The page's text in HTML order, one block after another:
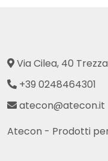
Via Cilea, 40
+39 0248464301
atecon@atecon.it
Atecon - Prodotti